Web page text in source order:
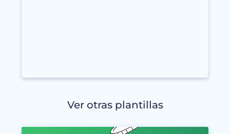
Ver otras plantillas